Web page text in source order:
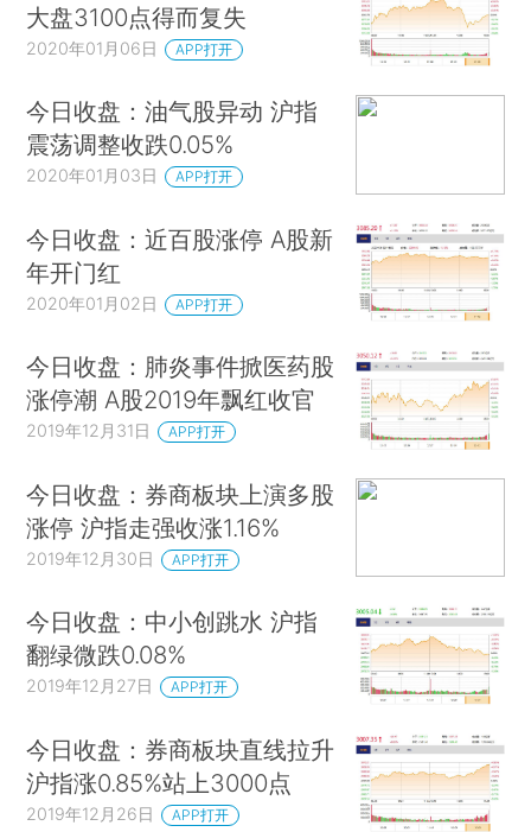
大盘3100点得而复失
2020年01月06日 APP打开
今日收盘：油气股异动 沪指
震荡调整收跌0.05%
2020年01月03日 APP打开
今日收盘：近百股涨停 A股新
年开门红
2020年01月02日 APP打开
今日收盘：肺炎事件掀医药股
涨停潮 A股2019年飘红收官
2019年12月31日 APP打开
今日收盘：券商板块上演多股
涨停 沪指走强收涨1.16%
2019年12月30日 APP打开
今日收盘：中小创跳水 沪指
翻绿微跌0.08%
2019年12月27日 APP打开
今日收盘：券商板块直线拉升
沪指涨0.85%站上3000点
2019年12月26日 APP打开